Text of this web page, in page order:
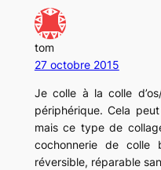
tom
27 octobre 2015
Je colle à la colle
périphérique. Cela
mais ce type de
cochonnerie de colle
réversible, réparable